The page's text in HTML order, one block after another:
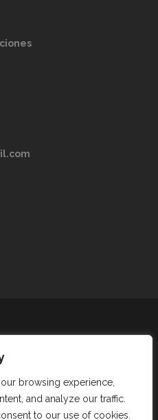
browsing experience,
and analyze our traffic.
to our use of cookies.